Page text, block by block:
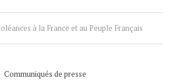
à la France et au Peuple Français
Communiqués de presse